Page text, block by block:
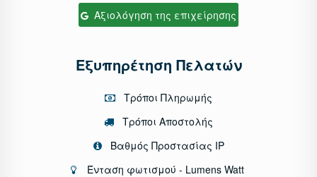
Αξιολόγηση της επιχείρησης
Εξυπηρέτηση Πελατών
Τρόποι Πληρωμής
Τρόποι Αποστολής
Βαθμός Προστασίας IP
Ένταση φωτισμού - Lumens Watt